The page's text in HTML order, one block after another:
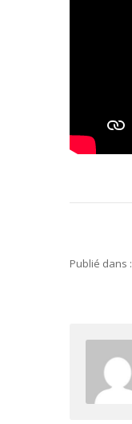
Publié dans :